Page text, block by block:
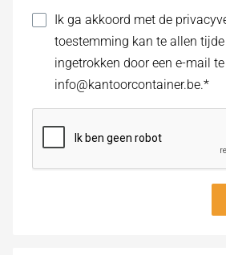
Ik ga akkoord met de
toestemming kan te allen
ingetrokken door een e-mail
info@kantoorcontainer.be.*